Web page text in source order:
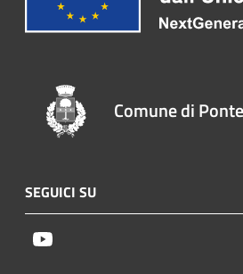
Comune di
SEGUICI SU